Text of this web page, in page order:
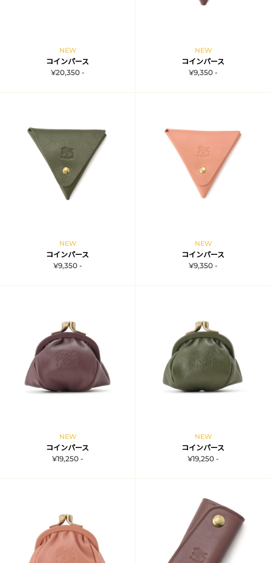
NEW
コインパース
¥20,350 -
NEW
コインパース
¥9,350 -
NEW
コインパース
¥9,350 -
NEW
コインパース
¥9,350 -
NEW
コインパース
¥19,250 -
NEW
コインパース
¥19,250 -